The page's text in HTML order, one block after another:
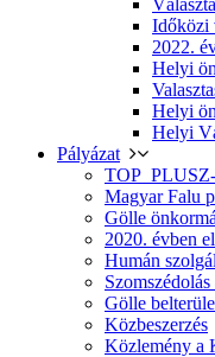
Időközi
2022.
Helyi
Helyi
Helyi
Pályázat
Magyar Falu
Gölle
2020. évben
Humán
Gölle
Közbeszerzés
Közlemény a